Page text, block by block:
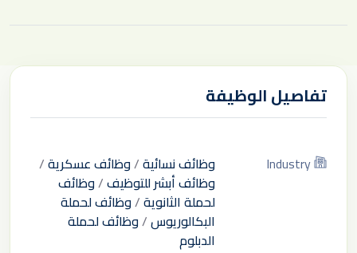
تفاصيل الوظيفة
Industry وظائف نسائية/وظائف عسكرية/
وظائف أبشر للتوظيف/وظائف
لحملة الثانوية/وظائف لحملة
البكالوريوس/وظائف لحملة
الدبلوم